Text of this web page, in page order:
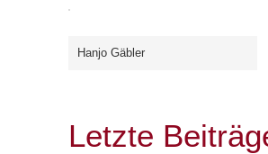
Hanjo Gäbler
Letzte